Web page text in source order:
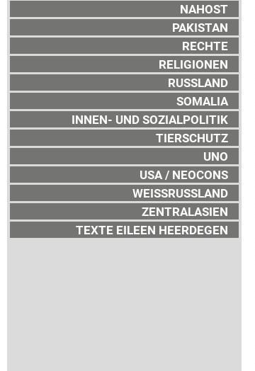
NAHOST
PAKISTAN
RECHTE
RELIGIONEN
RUSSLAND
SOMALIA
INNEN- UND SOZIALPOLITIK
TIERSCHUTZ
UNO
USA / NEOCONS
WEISSRUSSLAND
ZENTRALASIEN
TEXTE EILEEN HEERDEGEN